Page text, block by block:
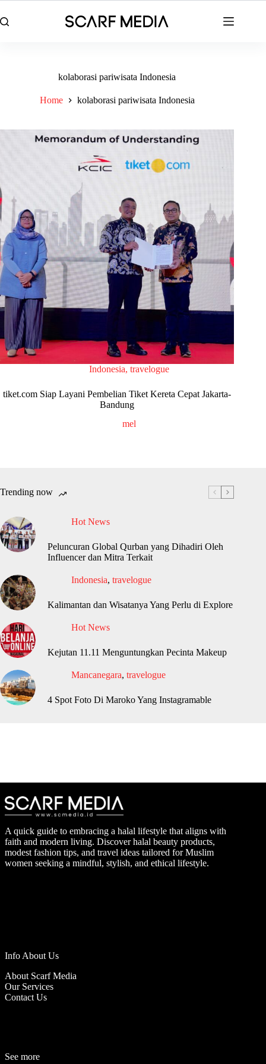
to
content
kolaborasi pariwisata Indonesia
Home kolaborasi pariwisata Indonesia
Indonesia, travelogue
tiket.com Siap Layani Pembelian Tiket Kereta Cepat Jakarta-
Bandung
mel
Trending now
Hot News
Peluncuran Global Qurban yang Dihadiri Oleh
Influencer dan Mitra Terkait
Indonesia, travelogue
Kalimantan dan Wisatanya Yang Perlu di Explore
Hot News
Kejutan 11.11 Menguntungkan Pecinta Makeup
Mancanegara, travelogue
4 Spot Foto Di Maroko Yang Instagramable
A quick guide to embracing a halal lifestyle that aligns with
faith and modern living. Discover halal beauty products,
modest fashion tips, and travel ideas tailored for Muslim
women seeking a mindful, stylish, and ethical lifestyle.
Info About Us
About Scarf Media
Our Services
Contact Us
See more